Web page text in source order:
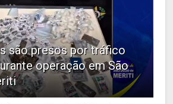
são presos por tráfico
operação em São